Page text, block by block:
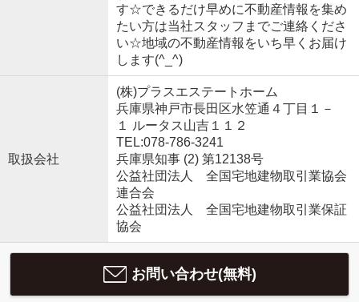
す☆できるだけ早めに不動産情報を集め
たい方は当社スタッフまでご連絡くださ
い☆地域の不動産情報をいち早くお届け
します(^_^)
取扱会社
(株)プラスエステートホーム
兵庫県神戸市長田区水笠通４丁目１－
１ ルータス山吉１１２
TEL:078-786-3241
兵庫県知事 (2) 第12138号
公益社団法人 全国宅地建物取引業協会
連合会
公益社団法人 全国宅地建物取引業保証
協会
お問い合わせ(無料)